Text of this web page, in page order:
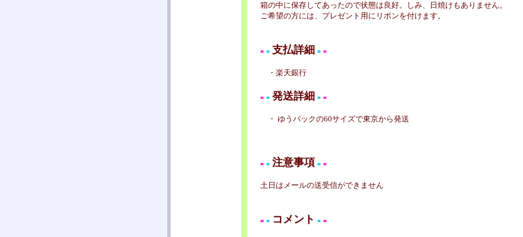
箱の中に保存してあったので状態は良好。しみ、日焼けもありません。
ご希望の方には、プレゼント用にリボンを付けます。
■ ■ 支払詳細 ■ ■
・楽天銀行
■ ■ 発送詳細 ■ ■
・ ゆうパックの60サイズで東京から発送
■ ■ 注意事項 ■ ■
土日はメールの送受信ができません
■ ■ コメント ■ ■